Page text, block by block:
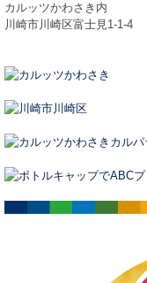
カルッツかわさき内
川崎市川崎区富士見1-1-4